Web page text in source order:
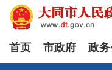
首页 市政府 政